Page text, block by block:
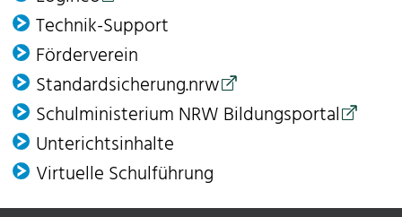
Technik-Support
Förder­verein
Standardsicherung.nrw
Schulministerium NRW Bildungsportal
Unterichtsinhalte
Virtuelle Schulführung